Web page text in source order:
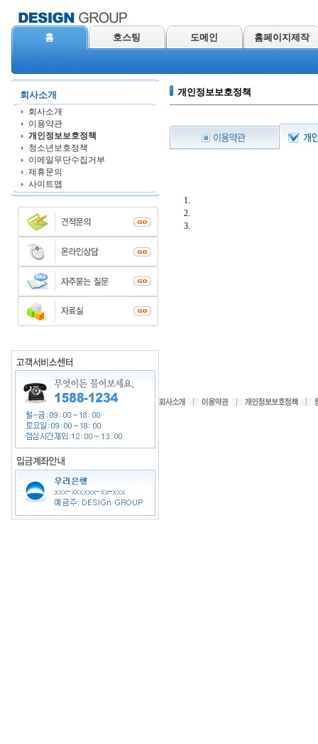
홈 호스팅 도메인 홈페이지제작
회사소개
회사소개
이용약관
개인정보보호정책
청소년보호정책
이메일무단수집거부
제휴문의
사이트맵
개인정보보호정책
1.
2.
3.